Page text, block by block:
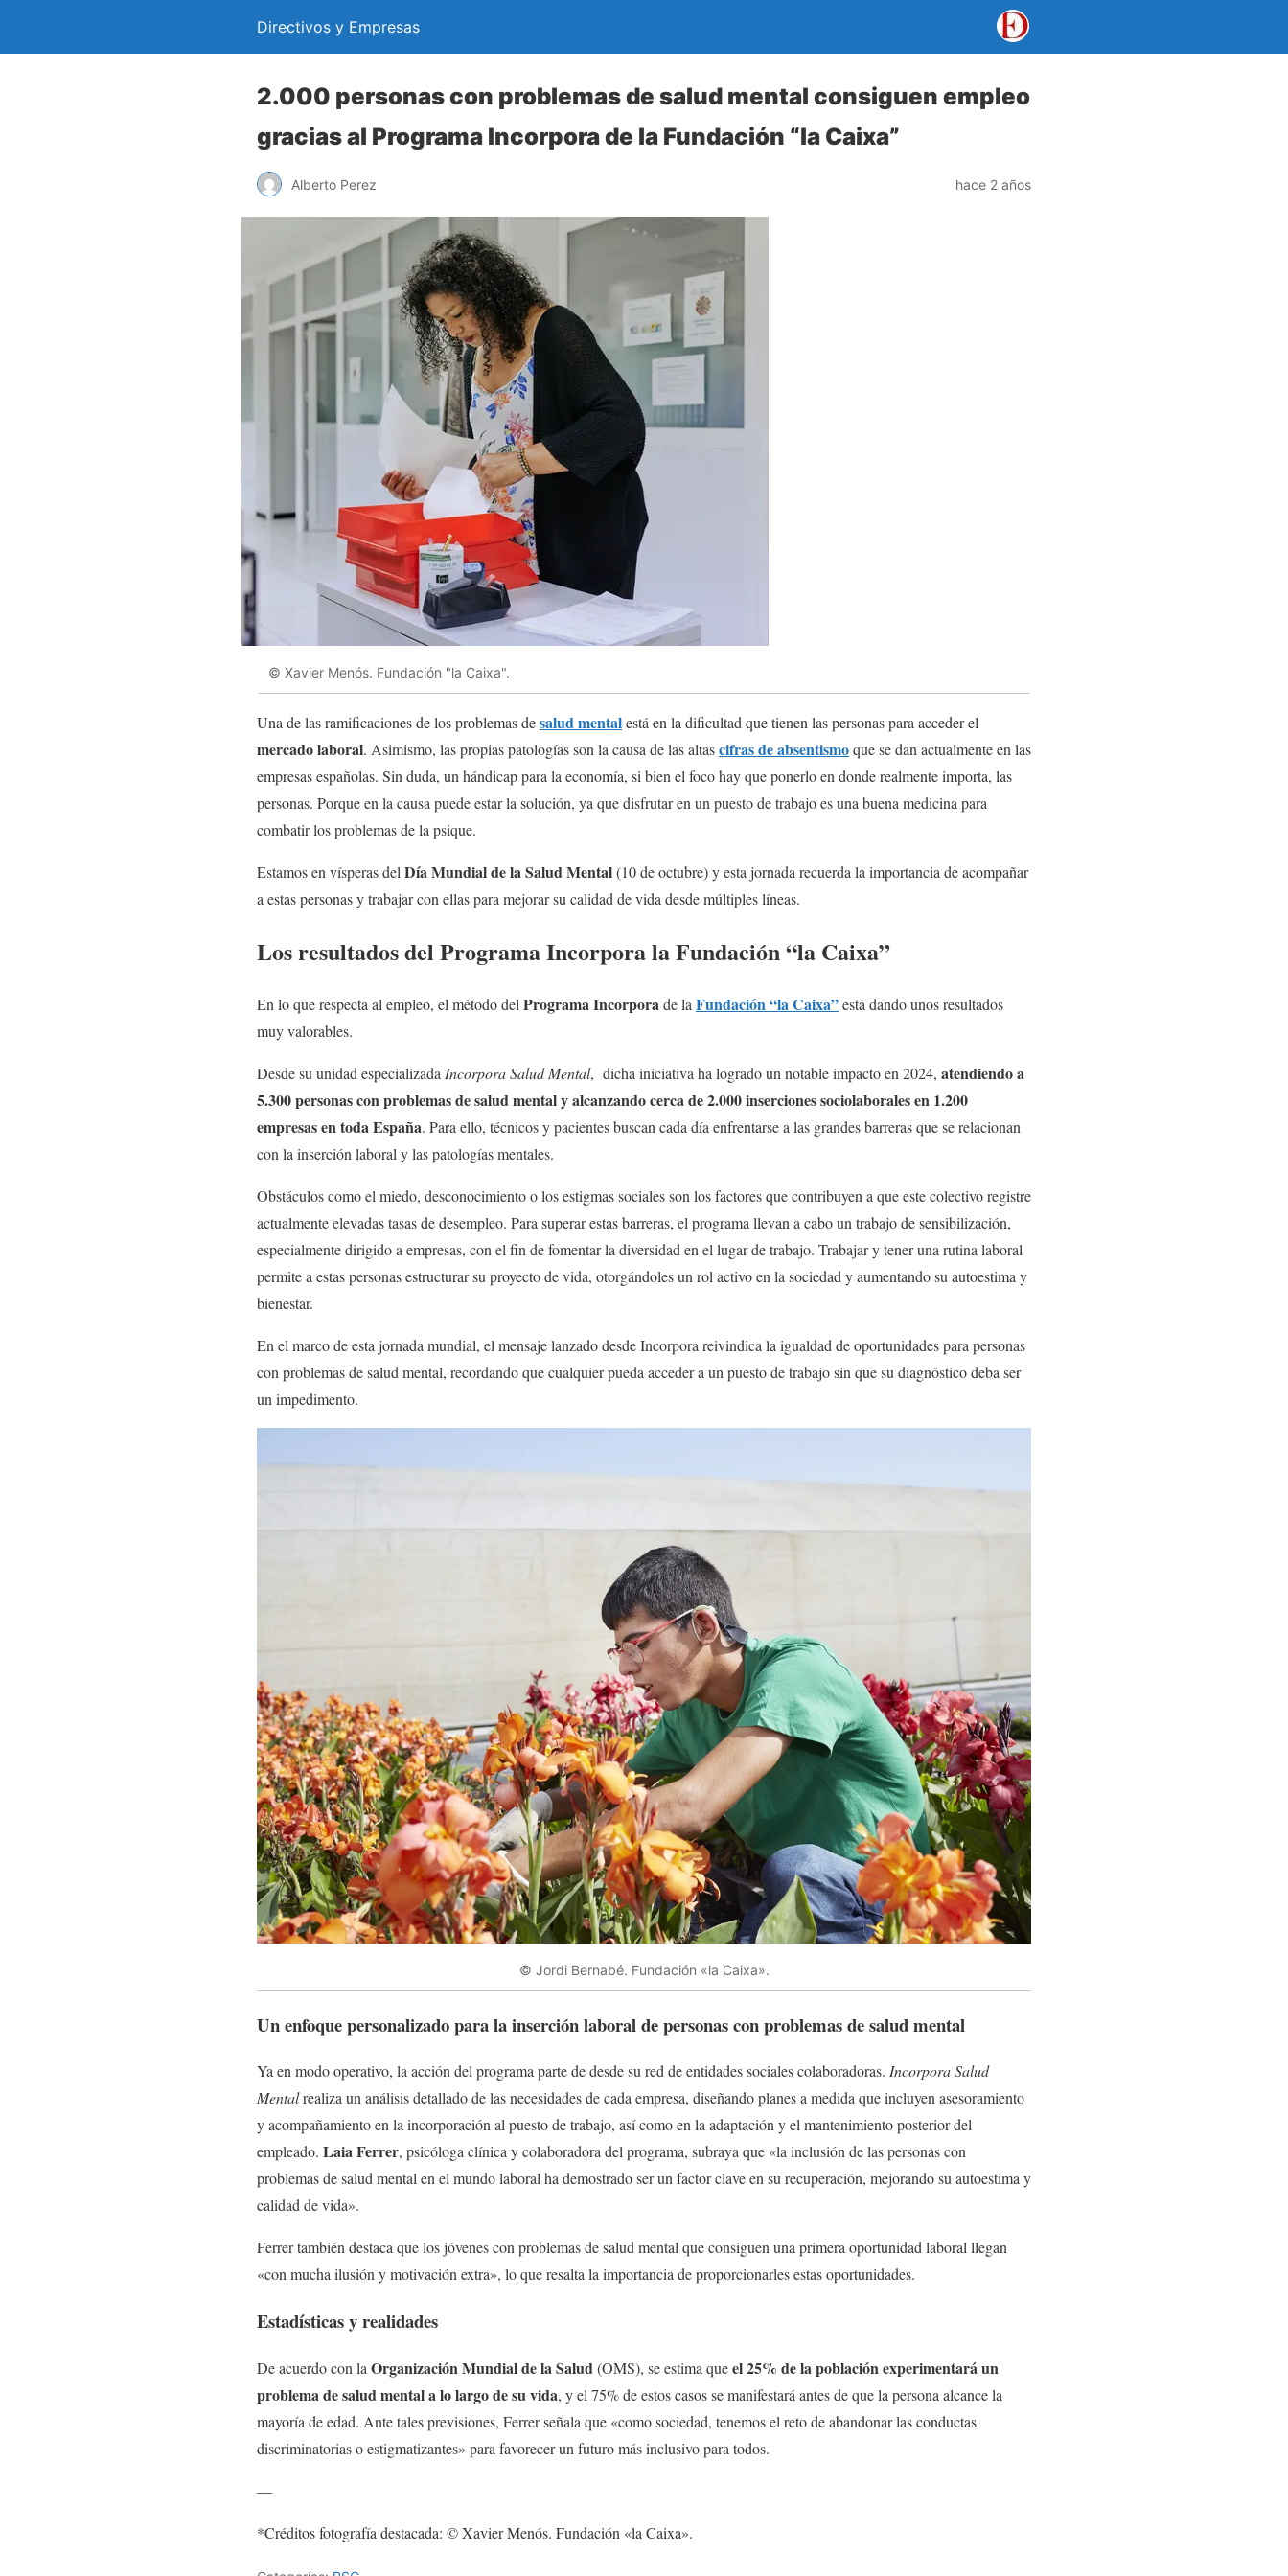
Directivos y Empresas
2.000 personas con problemas de salud mental consiguen empleo
gracias al Programa Incorpora de la Fundación “la Caixa”
Alberto Perez hace 2 años
© Xavier Menós. Fundación "la Caixa".
Una de las ramificaciones de los problemas desalud mentalestá en la dificultad que tienen las personas para acceder el
mercado laboral. Asimismo, las propias patologías son la causa de las altascifras de absentismoque se dan actualmente en las
empresas españolas. Sin duda, un hándicap para la economía, si bien el foco hay que ponerlo en donde realmente importa, las
personas. Porque en la causa puede estar la solución, ya que disfrutar en un puesto de trabajo es una buena medicina para
combatir los problemas de la psique.
Estamos en vísperas del Día Mundial de la Salud Mental(10 de octubre) y esta jornada recuerda la importancia de acompañar
a estas personas y trabajar con ellas para mejorar su calidad de vida desde múltiples líneas.
Los resultados del Programa Incorpora la Fundación “la Caixa”
En lo que respecta al empleo, el método del Programa Incorpora de la Fundación “la Caixa”está dando unos resultados
muy valorables.
Desde su unidad especializada Incorpora Salud Mental, dicha iniciativa ha logrado un notable impacto en 2024, atendiendo a
5.300 personas con problemas de salud mental y alcanzando cerca de 2.000 inserciones sociolaborales en 1.200
empresas en toda España. Para ello, técnicos y pacientes buscan cada día enfrentarse a las grandes barreras que se relacionan
con la inserción laboral y las patologías mentales.
Obstáculos como el miedo, desconocimiento o los estigmas sociales son los factores que contribuyen a que este colectivo registre
actualmente elevadas tasas de desempleo. Para superar estas barreras, el programa llevan a cabo un trabajo de sensibilización,
especialmente dirigido a empresas, con el fin de fomentar la diversidad en el lugar de trabajo. Trabajar y tener una rutina laboral
permite a estas personas estructurar su proyecto de vida, otorgándoles un rol activo en la sociedad y aumentando su autoestima y
bienestar.
En el marco de esta jornada mundial, el mensaje lanzado desde Incorpora reivindica la igualdad de oportunidades para personas
con problemas de salud mental, recordando que cualquier pueda acceder a un puesto de trabajo sin que su diagnóstico deba ser
un impedimento.
© Jordi Bernabé. Fundación «la Caixa».
Un enfoque personalizado para la inserción laboral de personas con problemas de salud mental
Ya en modo operativo, la acción del programa parte de desde su red de entidades sociales colaboradoras. Incorpora Salud
Mentalrealiza un análisis detallado de las necesidades de cada empresa, diseñando planes a medida que incluyen asesoramiento
y acompañamiento en la incorporación al puesto de trabajo, así como en la adaptación y el mantenimiento posterior del
empleado. Laia Ferrer, psicóloga clínica y colaboradora del programa, subraya que «la inclusión de las personas con
problemas de salud mental en el mundo laboral ha demostrado ser un factor clave en su recuperación, mejorando su autoestima y
calidad de vida».
Ferrer también destaca que los jóvenes con problemas de salud mental que consiguen una primera oportunidad laboral llegan
«con mucha ilusión y motivación extra», lo que resalta la importancia de proporcionarles estas oportunidades.
Estadísticas y realidades
De acuerdo con la Organización Mundial de la Salud(OMS), se estima queel 25% de la población experimentará un
problema de salud mental a lo largo de su vida, y el 75% de estos casos se manifestará antes de que la persona alcance la
mayoría de edad. Ante tales previsiones, Ferrer señala que «como sociedad, tenemos el reto de abandonar las conductas
discriminatorias o estigmatizantes» para favorecer un futuro más inclusivo para todos.
—
*Créditos fotografía destacada: © Xavier Menós. Fundación «la Caixa».